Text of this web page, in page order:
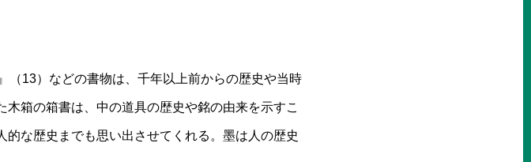
（13）などの書物は、千年以上前からの歴史や当時
箱の箱書は、中の道具の歴史や銘の由来を示すこ
な歴史までも思い出させてくれる。墨は人の歴史